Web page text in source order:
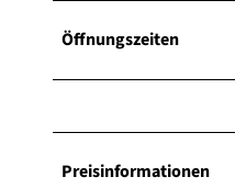
Öffnungszeiten
Preisinformationen